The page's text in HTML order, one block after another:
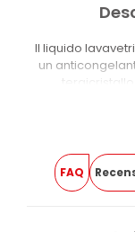
Il liquido
un
cristallizzazione.
senza lasciare
La formula
e lunotto
FAQ